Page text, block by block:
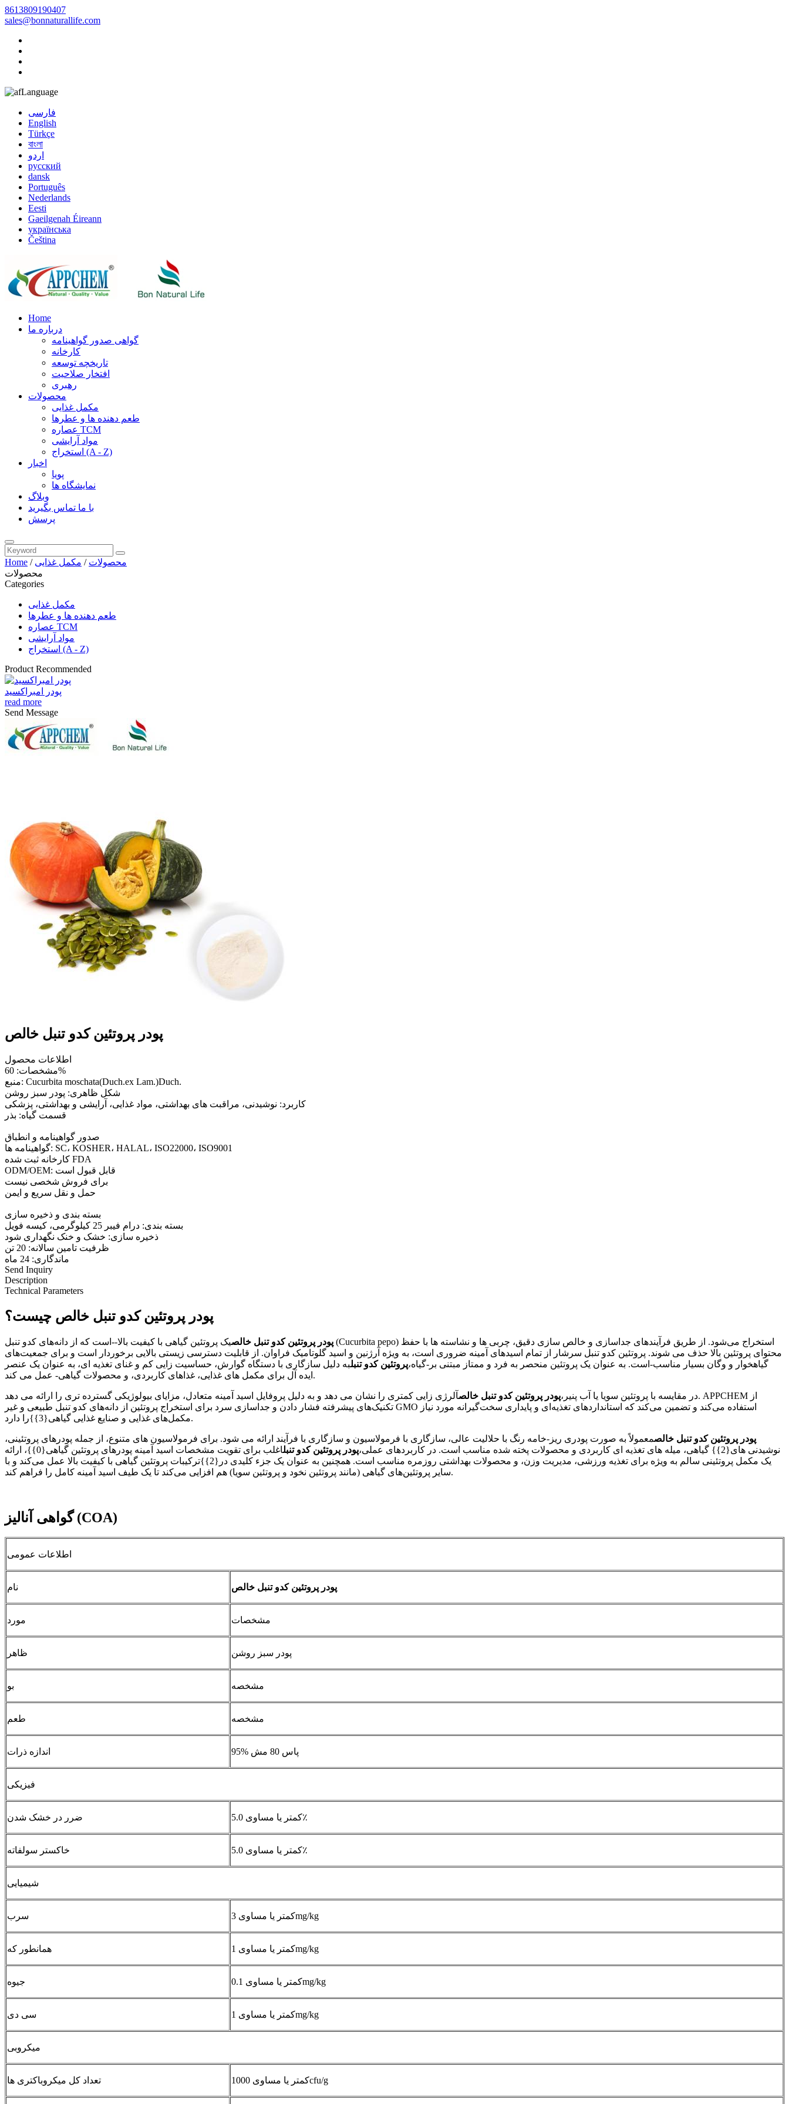
8613809190407
sales@bonnaturallife.com
Language
فارسی
English
Türkçe
বাংলা
اردو
русский
dansk
Português
Nederlands
Eesti
Gaeilgenah Éireann
українська
Čeština
Home
درباره ما
گواهی صدور گواهینامه
کارخانه
تاریخچه توسعه
افتخار صلاحیت
رهبری
محصولات
مکمل غذایی
طعم دهنده ها و عطرها
عصاره TCM
مواد آرایشی
استخراج (A - Z)
اخبار
پویا
نمایشگاه ها
وبلاگ
با ما تماس بگیرید
پرسش
Home / محصولات / مکمل غذایی
محصولات
Categories
مکمل غذایی
طعم دهنده ها و عطرها
عصاره TCM
مواد آرایشی
استخراج (A - Z)
Product Recommended
پودر امبراکسید
read more
Send Message
پودر پروتئین کدو تنبل خالص
اطلاعات محصول
مشخصات: 60%
منبع: Cucurbita moschata(Duch.ex Lam.)Duch.
شکل ظاهری: پودر سبز روشن
کاربرد: نوشیدنی، مراقبت های بهداشتی، مواد غذایی، آرایشی و بهداشتی، پزشکی
قسمت گیاه: بذر
صدور گواهینامه و انطباق
گواهینامه ها: SC، KOSHER، HALAL، ISO22000، ISO9001
کارخانه ثبت شده FDA
ODM/OEM: قابل قبول است
برای فروش شخصی نیست
حمل و نقل سریع و ایمن
بسته بندی و ذخیره سازی
بسته بندی: درام فیبر 25 کیلوگرمی، کیسه فویل
ذخیره سازی: خشک و خنک نگهداری شود
ظرفیت تامین سالانه: 20 تن
ماندگاری: 24 ماه
Send Inquiry
Description
Technical Parameters
پودر پروتئین کدو تنبل خالص چیست؟
پودر پروتئین کدو تنبل خالصیک پروتئین گیاهی با کیفیت بالا--است که از دانه‌های کدو تنبل (Cucurbita pepo) استخراج می‌شود. از طریق فرآیندهای جداسازی و خالص سازی دقیق، چربی ها و نشاسته ها با حفظ
محتوای پروتئین بالا حذف می شوند. پروتئین کدو تنبل سرشار از تمام اسیدهای آمینه ضروری است، به ویژه آرژنین و اسید گلوتامیک فراوان. از قابلیت دسترسی زیستی بالایی برخوردار است و برای جمعیت‌های
گیاهخوار و وگان بسیار مناسب-است. به عنوان یک پروتئین منحصر به فرد و ممتاز مبتنی بر-گیاه،پروتئین کدو تنبلبه دلیل سازگاری با دستگاه گوارش، حساسیت زایی کم و غنای تغذیه ای، به عنوان یک عنصر
ایده آل برای مکمل های غذایی، غذاهای کاربردی، و محصولات گیاهی- عمل می کند.
در مقایسه با پروتئین سویا یا آب پنیر،پودر پروتئین کدو تنبل خالصآلرژی زایی کمتری را نشان می دهد و به دلیل پروفایل اسید آمینه متعادل، مزایای بیولوژیکی گسترده تری را ارائه می دهد. APPCHEM از
تکنیک‌های پیشرفته فشار دادن و جداسازی سرد برای استخراج پروتئین از دانه‌های کدو تنبل طبیعی و غیر GMO استفاده می‌کند و تضمین می‌کند که استانداردهای تغذیه‌ای و پایداری سخت‌گیرانه مورد نیاز
مکمل‌های غذایی و صنایع غذایی گیاهی{3}}را دارد.
پودر پروتئین کدو تنبل خالصمعمولاً به صورت پودری ریز-خامه رنگ با حلالیت عالی، سازگاری با فرمولاسیون و سازگاری با فرآیند ارائه می شود. برای فرمولاسیون های متنوع، از جمله پودرهای پروتئینی،
نوشیدنی های{2}} گیاهی، میله های تغذیه ای کاربردی و محصولات پخته شده مناسب است. در کاربردهای عملی،
پودر پروتئین کدو تنبل
اغلب برای تقویت مشخصات اسید آمینه پودرهای پروتئین گیاهی{0}}، ارائه
یک مکمل پروتئینی سالم به ویژه برای تغذیه ورزشی، مدیریت وزن، و محصولات بهداشتی روزمره مناسب است. همچنین به عنوان یک جزء کلیدی در{2}}ترکیبات پروتئین گیاهی با کیفیت بالا عمل می‌کند و با
سایر پروتئین‌های گیاهی (مانند پروتئین نخود و پروتئین سویا) هم افزایی می‌کند تا یک طیف اسید آمینه کامل را فراهم کند.
گواهی آنالیز (COA)
اطلاعات عمومی
نام پودر پروتئین کدو تنبل خالص
مورد مشخصات
ظاهر پودر سبز روشن
بو مشخصه
طعم مشخصه
اندازه ذرات 95% پاس 80 مش
فیزیکی
ضرر در خشک شدن کمتر یا مساوی 5.0٪
خاکستر سولفاته کمتر یا مساوی 5.0٪
شیمیایی
سرب کمتر یا مساوی 3mg/kg
همانطور که کمتر یا مساوی 1mg/kg
جیوه کمتر یا مساوی 0.1mg/kg
سی دی کمتر یا مساوی 1mg/kg
میکروبی
تعداد کل میکروباکتری ها کمتر یا مساوی 1000cfu/g